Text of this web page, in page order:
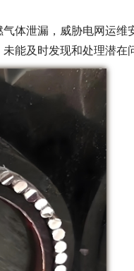
体泄漏，威胁电网运维
能及时发现和处理潜在